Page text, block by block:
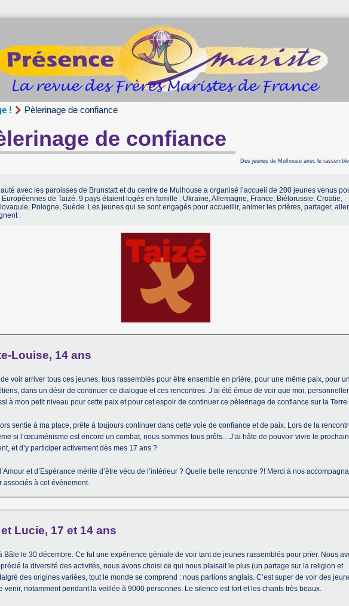
! Pèlerinage de confiance
de confiance
Des jeunes de Mulhouse avec le
avec les paroisses de Brunstatt et du centre de Mulhouse a organisé l’accueil de 200 jeunes venus
Européennes de Taizé. 9 pays étaient logés en famille : Ukraine, Allemagne, France, Biélorussie, Croatie,
Pologne, Suède. Les jeunes qui se sont engagés pour accueillir, animer les prières, partager,
:
Louise, 14 ans
de voir arriver tous ces jeunes, tous rassemblés pour être ensemble en prière, pour une même paix, pour
dans un désir de continuer ce dialogue et ces rencontres. J’ai été émue de voir que moi,
à mon petit niveau pour cette paix et pour cet espoir de continuer ce pèlerinage de confiance sur la Terre
sentie à ma place, prête à toujours continuer dans cette voie de confiance et de paix. Lors de la
si l’œcuménisme est encore un combat, nous sommes tous prêts…J’ai hâte de pouvoir vivre le prochain
et d’y participer activement dès mes 17 ans ?
et d’Espérance mérite d’être vécu de l’intérieur ? Quelle belle rencontre ?! Merci à nos
associés à cet événement.
Lucie, 17 et 14 ans
Bâle le 30 décembre. Ce fut une expérience géniale de voir tant de jeunes rassemblés pour prier. Nous
la diversité des activités, nous avons choisi ce qui nous plaisait le plus (un partage sur la religion et
des origines variées, tout le monde se comprend : nous parlions anglais. C’est super de voir des
venir, notamment pendant la veillée à 9000 personnes. Le silence est fort et les chants très beaux.